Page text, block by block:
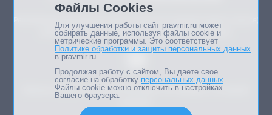
Републикация материалов сайта в печатных изданиях (книгах, прессе)
возможна только с письменного разрешения редакции.
Мнение авторов статей портала может не совпадать с позицией
Файлы Cookies
Для улучшения работы сайт pravmir.ru может
собирать данные, используя файлы cookie и
метрические программы. Это соответствует
Политике обработки и защиты персональных данных
в pravmir.ru
Продолжая работу с сайтом, Вы даете свое
согласие на обработку персональных данных.
Файлы cookie можно отключить в настройках
Вашего браузера.